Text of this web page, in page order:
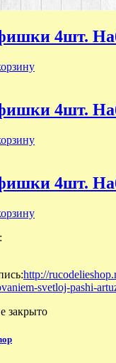
4шт.
4шт.
4шт.
http://
svetloj-pashi-
закрыто